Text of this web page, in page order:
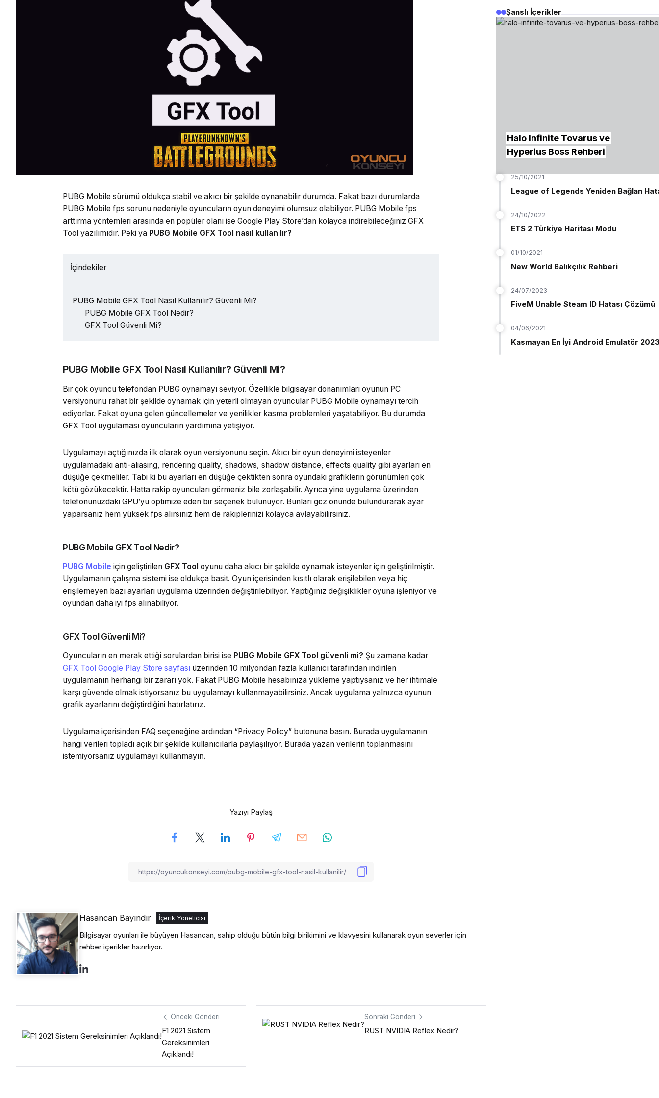
PUBG Mobile sürümü oldukça stabil ve akıcı bir şekilde oynanabilir durumda. Fakat bazı durumlarda
PUBG Mobile fps sorunu nedeniyle oyuncuların oyun deneyimi olumsuz olabiliyor. PUBG Mobile fps
arttırma yöntemleri arasında en popüler olanı ise Google Play Store’dan kolayca indirebileceğiniz GFX
Tool yazılımıdır. Peki ya PUBG Mobile GFX Tool nasıl kullanılır?
İçindekiler
PUBG Mobile GFX Tool Nasıl Kullanılır? Güvenli Mi?
PUBG Mobile GFX Tool Nedir?
GFX Tool Güvenli Mi?
PUBG Mobile GFX Tool Nasıl Kullanılır? Güvenli Mi?
Bir çok oyuncu telefondan PUBG oynamayı seviyor. Özellikle bilgisayar donanımları oyunun PC
versiyonunu rahat bir şekilde oynamak için yeterli olmayan oyuncular PUBG Mobile oynamayı tercih
ediyorlar. Fakat oyuna gelen güncellemeler ve yenilikler kasma problemleri yaşatabiliyor. Bu durumda
GFX Tool uygulaması oyuncuların yardımına yetişiyor.
Uygulamayı açtığınızda ilk olarak oyun versiyonunu seçin. Akıcı bir oyun deneyimi isteyenler
uygulamadaki anti-aliasing, rendering quality, shadows, shadow distance, effects quality gibi ayarları en
düşüğe çekmeliler. Tabi ki bu ayarları en düşüğe çektikten sonra oyundaki grafiklerin görünümleri çok
kötü gözükecektir. Hatta rakip oyuncuları görmeniz bile zorlaşabilir. Ayrıca yine uygulama üzerinden
telefonunuzdaki GPU’yu optimize eden bir seçenek bulunuyor. Bunları göz önünde bulundurarak ayar
yaparsanız hem yüksek fps alırsınız hem de rakiplerinizi kolayca avlayabilirsiniz.
PUBG Mobile GFX Tool Nedir?
PUBG Mobile için geliştirilen GFX Tool oyunu daha akıcı bir şekilde oynamak isteyenler için geliştirilmiştir.
Uygulamanın çalışma sistemi ise oldukça basit. Oyun içerisinden kısıtlı olarak erişilebilen veya hiç
erişilemeyen bazı ayarları uygulama üzerinden değiştirilebiliyor. Yaptığınız değişiklikler oyuna işleniyor ve
oyundan daha iyi fps alınabiliyor.
GFX Tool Güvenli Mi?
Oyuncuların en merak ettiği sorulardan birisi ise PUBG Mobile GFX Tool güvenli mi? Şu zamana kadar
GFX Tool Google Play Store sayfası üzerinden 10 milyondan fazla kullanıcı tarafından indirilen
uygulamanın herhangi bir zararı yok. Fakat PUBG Mobile hesabınıza yükleme yaptıysanız ve her ihtimale
karşı güvende olmak istiyorsanız bu uygulamayı kullanmayabilirsiniz. Ancak uygulama yalnızca oyunun
grafik ayarlarını değiştirdiğini hatırlatırız.
Uygulama içerisinden FAQ seçeneğine ardından “Privacy Policy” butonuna basın. Burada uygulamanın
hangi verileri topladı açık bir şekilde kullanıcılarla paylaşılıyor. Burada yazan verilerin toplanmasını
istemiyorsanız uygulamayı kullanmayın.
Yazıyı Paylaş
Hasancan Bayındır İçerik Yöneticisi
Bilgisayar oyunları ile büyüyen Hasancan, sahip olduğu bütün bilgi birikimini ve klavyesini kullanarak oyun severler için
rehber içerikler hazırlıyor.
Önceki Gönderi
F1 2021 Sistem
Gereksinimleri
Açıklandı!
Sonraki Gönderi
RUST NVIDIA Reflex Nedir?
Şanslı İçerikler
Halo Infinite Tovarus ve
Hyperius Boss Rehberi
Kodu Çözümü Nedir? Kesin
Çözüm Yöntemleri!
25/10/2021
League of Legends Yeniden Bağlan
24/10/2022
ETS 2 Türkiye Haritası Modu
01/10/2021
New World Balıkçılık Rehberi
24/07/2023
FiveM Unable Steam ID Hatası Çözümü
04/06/2021
Kasmayan En İyi Android Emulatör 2023